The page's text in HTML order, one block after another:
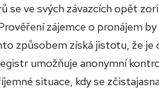
se ve svých závazcích opět
zájemce o pronájem
způsobem získá jistotu, že je
umožňuje anonymní
situace, kdy se